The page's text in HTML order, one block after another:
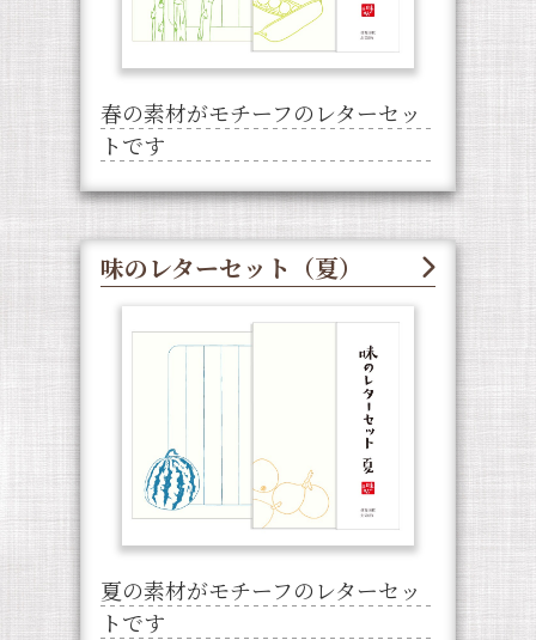
春の素材がモチーフのレターセッ
トです
味のレターセット（夏）
夏の素材がモチーフのレターセッ
トです